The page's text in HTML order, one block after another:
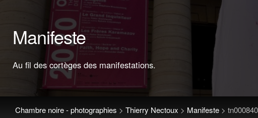
Manifeste
Au fil des cortèges des manifestations.
Chambre noire - photographies > Thierry Nectoux > Manifeste > tn000840